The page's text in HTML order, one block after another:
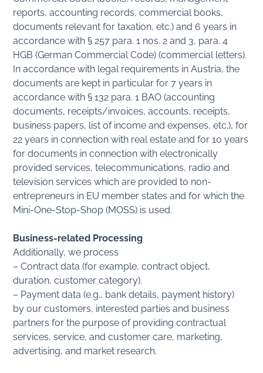
reports, accounting records, commercial books,
documents relevant for taxation, etc.) and 6 years in
accordance with § 257 para. 1 nos. 2 and 3, para. 4
HGB (German Commercial Code) (commercial letters).
In accordance with legal requirements in Austria, the
documents are kept in particular for 7 years in
accordance with § 132 para. 1 BAO (accounting
documents, receipts/invoices, accounts, receipts,
business papers, list of income and expenses, etc.), for
22 years in connection with real estate and for 10 years
for documents in connection with electronically
provided services, telecommunications, radio and
television services which are provided to non-
entrepreneurs in EU member states and for which the
Mini-One-Stop-Shop (MOSS) is used.
Business-related Processing
Additionally, we process
– Contract data (for example, contract object,
duration, customer category).
– Payment data (e.g., bank details, payment history)
by our customers, interested parties and business
partners for the purpose of providing contractual
services, service, and customer care, marketing,
advertising, and market research.